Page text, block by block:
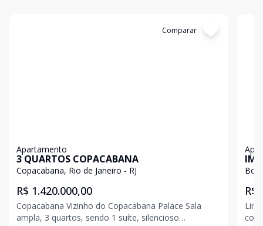
Comparar
Apartamento
3 QUARTOS COPACABANA
Copacabana, Rio de Janeiro - RJ
R$ 1.420.000,00
Copacabana Vizinho do Copacabana Palace Sala
ampla, 3 quartos, sendo 1 suíte, silencioso
R$
Lindo